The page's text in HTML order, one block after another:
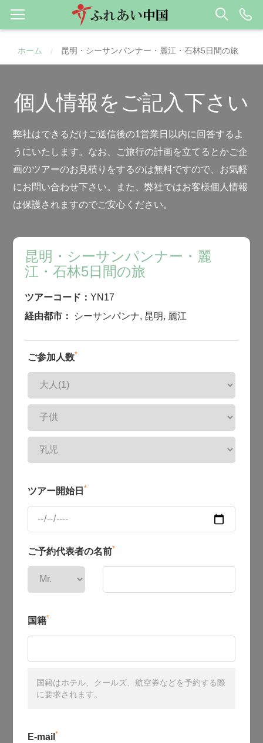
ホーム / 昆明・シーサンパンナー・麗江・石林5日間の旅
個人情報をご記入下さい
弊社はできるだけご送信後の1営業日以内に回答するよ
うにいたします。なお、ご旅行の計画を立てるとかご企
画のツアーのお見積りをするのは無料ですので、お気軽
にお問い合わせ下さい。また、弊社ではお客様個人情報
は保護されますのでご安心ください。
昆明・シーサンパンナー・麗
江・石林5日間の旅
ツアーコード：YN17
経由都市：
シーサンパンナ, 昆明, 麗江
ご参加人数*
ツアー開始日 *
ご予約代表者の名前*
国籍*
国籍はホテル、クールズ、航空券などを予約する際
に要求されます。
E-mail *